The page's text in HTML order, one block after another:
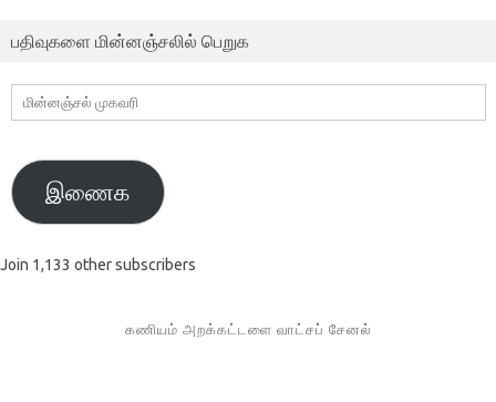
பதிவுகளை மின்னஞ்சலில் பெறுக
மின்னஞ்சல்
முகவரி
இணைக
Join 1,133 other subscribers
கணியம் அறக்கட்டளை வாட்சப் சேனல்